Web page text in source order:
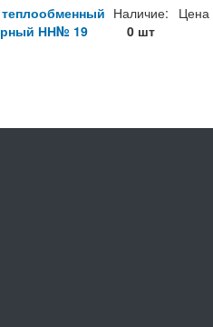
теплообменный
НН№ 19
Наличие:
0 шт
Цена